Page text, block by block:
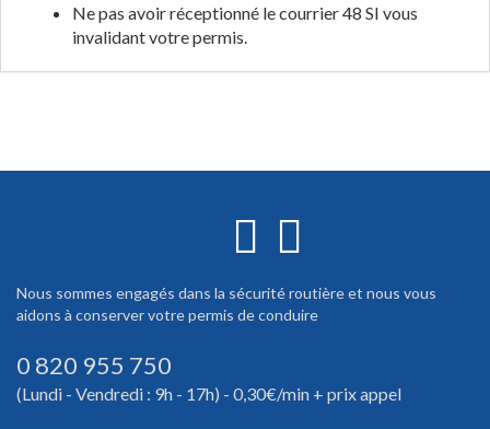
Ne pas avoir réceptionné le courrier 48 SI vous
invalidant votre permis.
Nous sommes engagés dans la sécurité routière et nous vous
aidons à conserver votre permis de conduire
0 820 955 750
(Lundi - Vendredi : 9h - 17h) - 0,30€/min + prix appel